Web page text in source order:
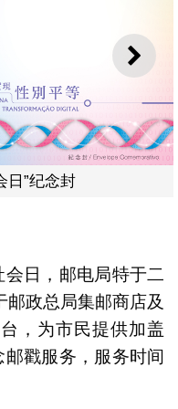
下一
“世界电信和信息社会
日，邮电局特于二
邮政总局集邮商店及
，为市民提供加盖
邮戳服务，服务时间